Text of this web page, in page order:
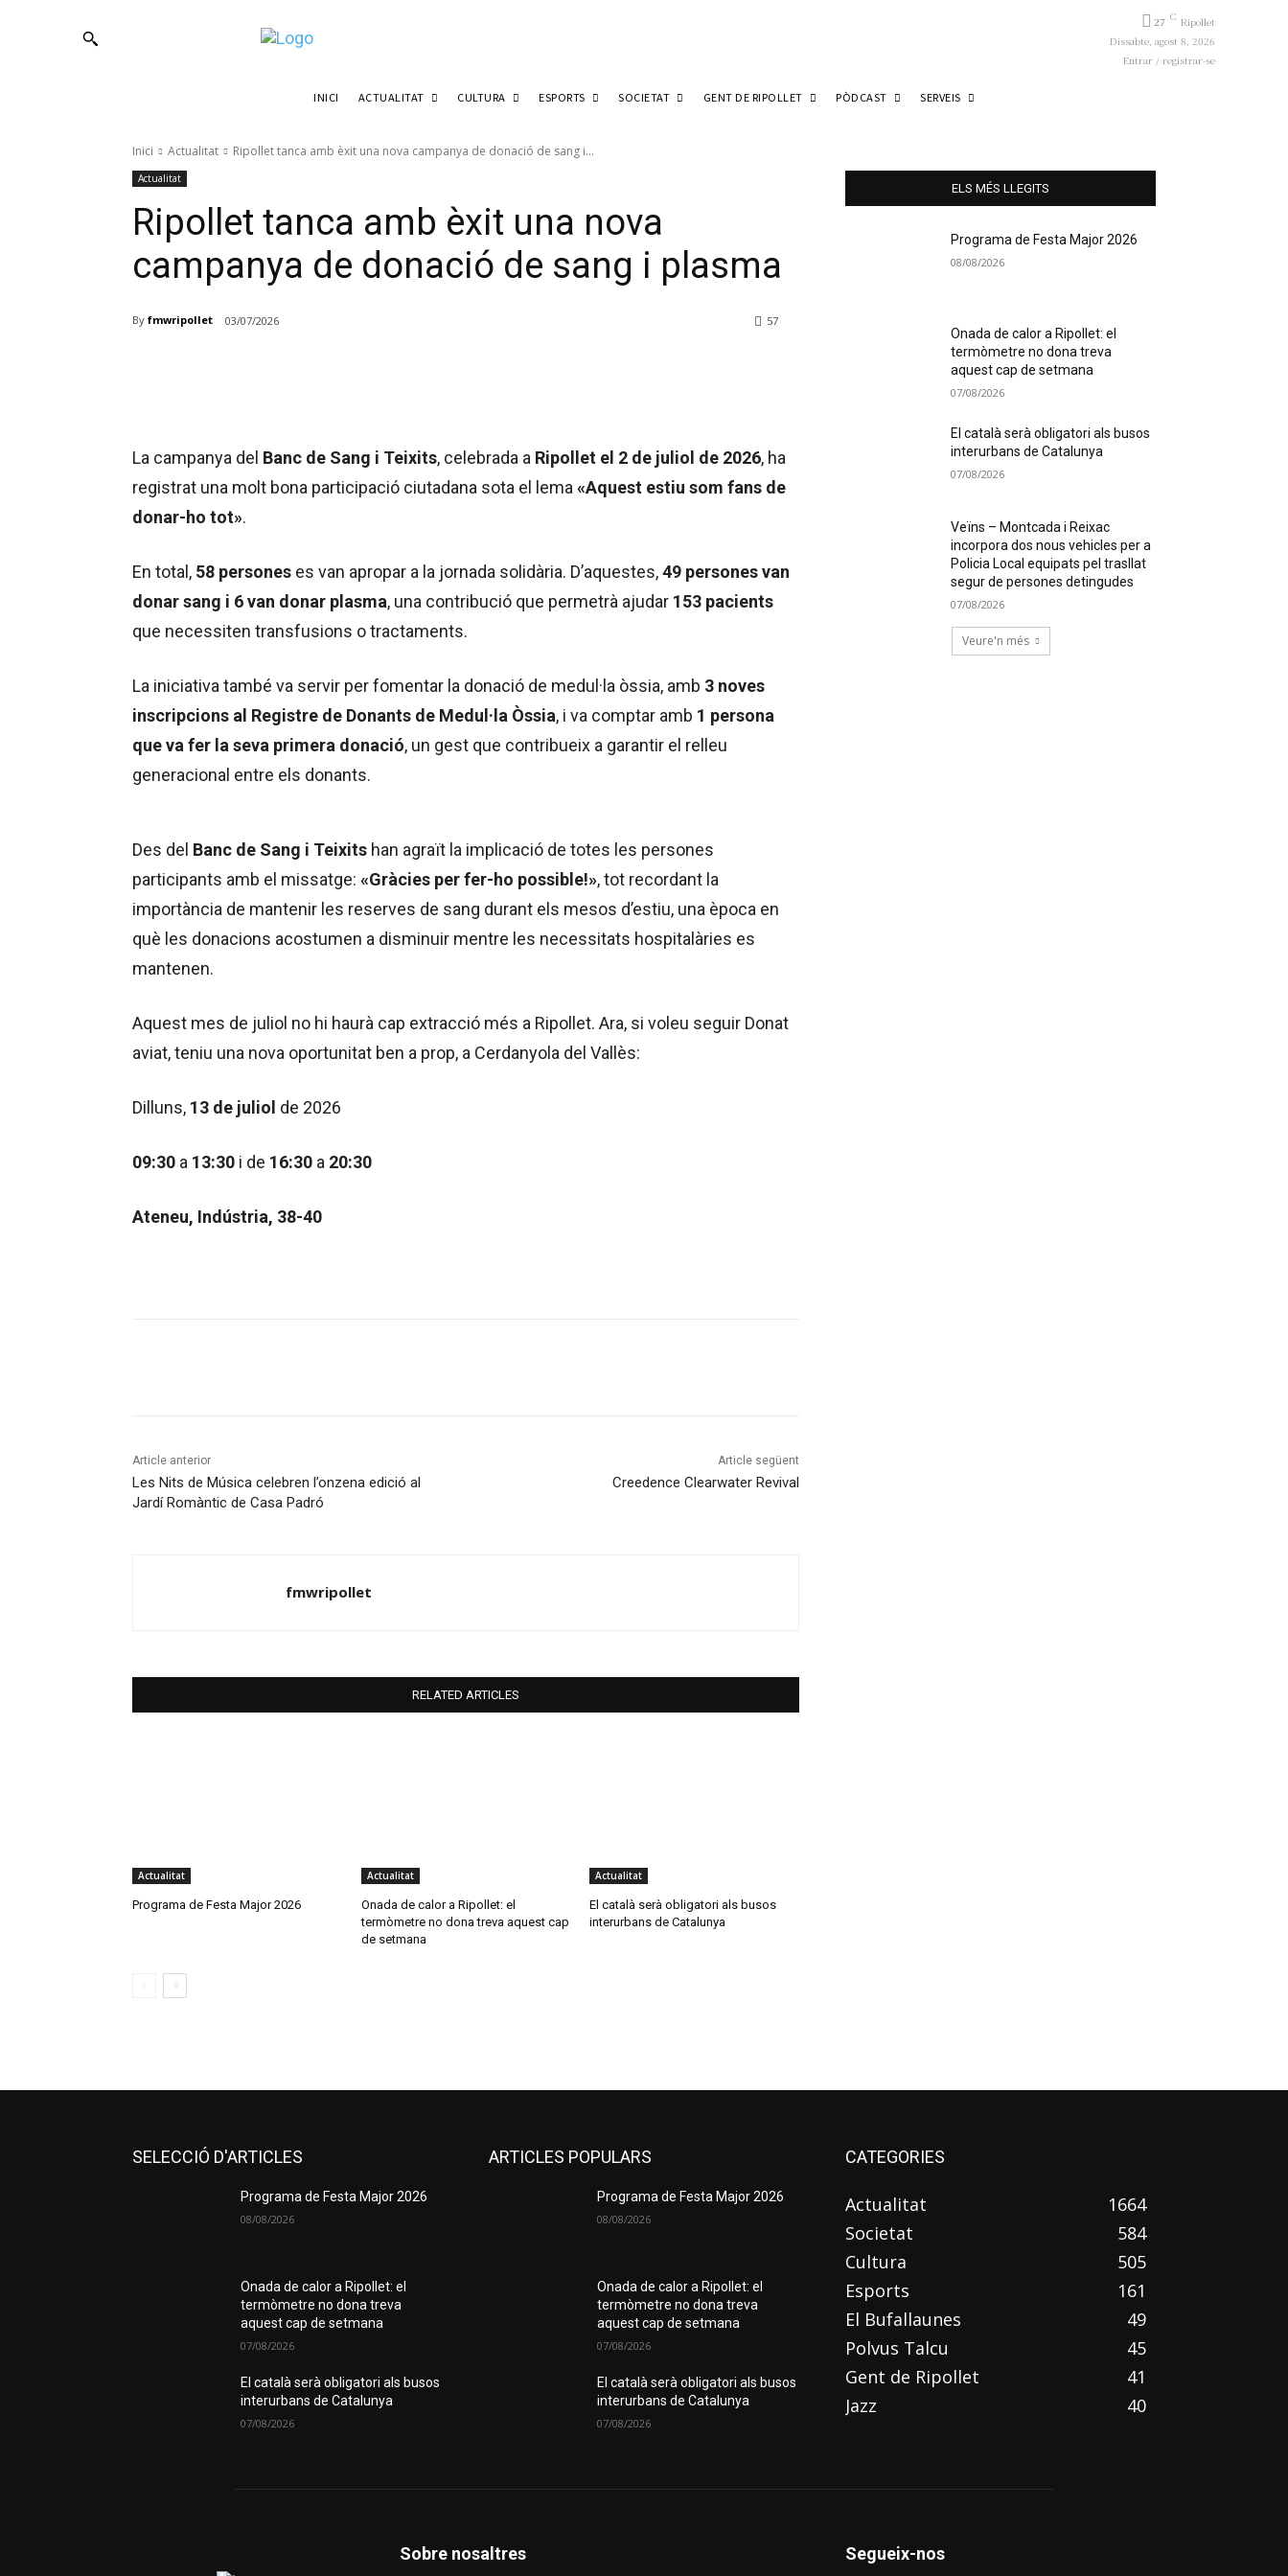
27 C Ripollet
Dissabte, agost 8, 2026
Entrar / registrar-se
INICI ACTUALITAT CULTURA ESPORTS SOCIETAT GENT DE RIPOLLET PÒDCAST SERVEIS
Inici Actualitat Ripollet tanca amb èxit una nova campanya de donació de sang i...
Actualitat
Ripollet tanca amb èxit una nova
campanya de donació de sang i plasma
By fmwripollet 03/07/2026 57
La campanya del Banc de Sang i Teixits, celebrada a Ripollet el 2 de juliol de 2026, ha
registrat una molt bona participació ciutadana sota el lema «Aquest estiu som fans de
donar-ho tot».
En total, 58 persones es van apropar a la jornada solidària. D’aquestes,49 persones van
donar sang i 6 van donar plasma, una contribució que permetrà ajudar 153 pacients
que necessiten transfusions o tractaments.
La iniciativa també va servir per fomentar la donació de medul·la òssia, amb 3 noves
inscripcions al Registre de Donants de Medul·la Òssia, i va comptar amb 1 persona
que va fer la seva primera donació, un gest que contribueix a garantir el relleu
generacional entre els donants.
Des del Banc de Sang i Teixits han agraït la implicació de totes les persones
participants amb el missatge: «Gràcies per fer-ho possible!», tot recordant la
importància de mantenir les reserves de sang durant els mesos d’estiu, una època en
què les donacions acostumen a disminuir mentre les necessitats hospitalàries es
mantenen.
Aquest mes de juliol no hi haurà cap extracció més a Ripollet. Ara, si voleu seguir Donat
aviat, teniu una nova oportunitat ben a prop, a Cerdanyola del Vallès:
Dilluns, 13 de juliol de 2026
09:30 a 13:30 i de 16:30 a 20:30
Ateneu, Indústria, 38-40
Article anterior
Les Nits de Música celebren l’onzena edició al
Jardí Romàntic de Casa Padró
Article següent
Creedence Clearwater Revival
fmwripollet
RELATED ARTICLES
Actualitat
Programa de Festa Major 2026
Actualitat
Onada de calor a Ripollet: el
termòmetre no dona treva aquest cap
de setmana
Actualitat
El català serà obligatori als busos
interurbans de Catalunya
ELS MÉS LLEGITS
Programa de Festa Major 2026
08/08/2026
Onada de calor a Ripollet: el
termòmetre no dona treva
aquest cap de setmana
07/08/2026
El català serà obligatori als busos
interurbans de Catalunya
07/08/2026
Veïns – Montcada i Reixac
incorpora dos nous vehicles per a
Policia Local equipats pel trasllat
segur de persones detingudes
07/08/2026
Veure'n més
SELECCIÓ D'ARTICLES
Programa de Festa Major 2026
08/08/2026
Onada de calor a Ripollet: el
termòmetre no dona treva
aquest cap de setmana
07/08/2026
El català serà obligatori als busos
interurbans de Catalunya
07/08/2026
ARTICLES POPULARS
Programa de Festa Major 2026
08/08/2026
Onada de calor a Ripollet: el
termòmetre no dona treva
aquest cap de setmana
07/08/2026
El català serà obligatori als busos
interurbans de Catalunya
07/08/2026
CATEGORIES
Actualitat
1664
Societat
584
Cultura
505
Esports
161
El Bufallaunes
49
Polvus Talcu
45
Gent de Ripollet
41
Jazz
40
Sobre nosaltres Segueix-nos